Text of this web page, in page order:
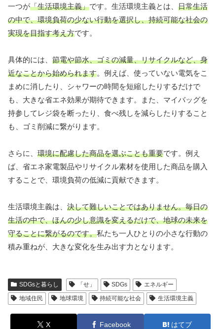
一つが「生活環境主義」です。生活環境主義とは、 日常生活
の中で、環境負荷の少ない行動を選択し、持続可能な社会の
実現を目指す考え方です。
具体的には、 節電や節水、ゴミの減量、リサイクルなど、身
近なことから始められます。例えば、使っていない電気をこ
まめに消したり、シャワーの時間を短縮したりするだけで
も、大きな省エネ効果が期待できます。また、マイバッグを
持参してレジ袋を断ったり、食べ残しを減らしたりすること
も、ゴミ削減に繋がります。
さらに、 環境に配慮した商品を選ぶことも重要です。例え
ば、省エネ家電製品やリサイクル素材を使用した商品を購入
することで、環境負荷の低減に貢献できます。
生活環境主義は、 決して難しいことではありません。毎日の
生活の中で、ほんの少し意識を変えるだけで、地球の未来を
守ることに繋がるのです。私たち一人ひとりの小さな行動の
積み重ねが、大きな変化を生み出す力となります。
SDGsと暮らし 「せ」 SDGs
エネルギー
地域住民
地球環境 持続可能な社会 生活環境主義
X Facebook はてブ